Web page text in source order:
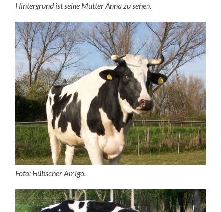
Hintergrund ist seine Mutter Anna zu sehen.
Foto: Hübscher Amigo.